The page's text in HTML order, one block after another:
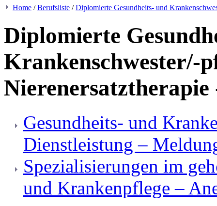
Home /Berufsliste /Diplomierte Gesundheits- und
Diplomierte
Krankenschwester/-
Gesundheits- und
Dienstleistung –
Spezialisierungen im
und Krankenpflege –